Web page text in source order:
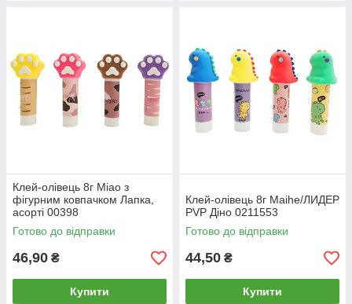
Клей-олівець 8г Miao з
фігурним ковпачком Лапка,
асорті 00398
Готово до відправки
46,90 ₴
Купити
Клей-олівець 8г Maihe/ЛИДЕР
PVP Діно 0211553
Готово до відправки
44,50 ₴
Купити